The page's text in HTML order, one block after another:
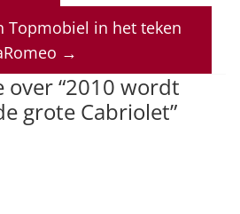
dI
n
d
s
Topmobiel in het teken
→
over “2010 wordt
grote Cabriolet”